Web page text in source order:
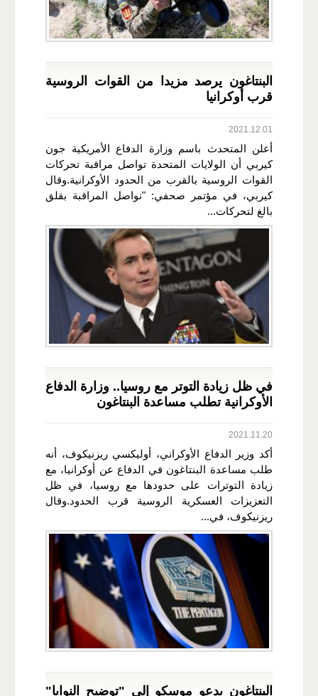
البنتاغون يرصد مزيدا من القوات الروسية
قرب أوكرانيا
2021.12.01
أعلن المتحدث باسم وزارة الدفاع الأمريكية جون
كيربي أن الولايات المتحدة تواصل مراقبة تحركات
القوات الروسية بالقرب من الحدود الأوكرانية.وقال
كيربي، في مؤتمر صحفي: "نواصل المراقبة بقلق
بالغ لتحركات...
في ظل زيادة التوتر مع روسيا.. وزارة الدفاع
الأوكرانية تطلب مساعدة البنتاغون
2021.11.20
أكد وزير الدفاع الأوكراني، أوليكسي ريزنيكوف، أنه
طلب مساعدة البنتاغون في الدفاع عن أوكرانيا، مع
زيادة التوترات على حدودها مع روسيا، في ظل
التعزيزات العسكرية الروسية قرب الحدود.وقال
ريزنيكوف، في...
البنتاغون يدعو موسكو إلى "توضيح النوايا"